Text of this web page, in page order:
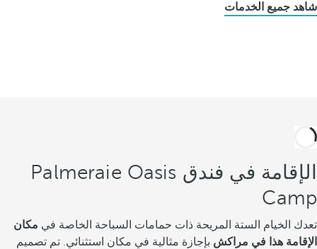
شاهد جميع الخدمات
الإقامة في فندق Palmeraie Oasis
Camp
تعدك الخيام الستة المريحة ذات حمامات السباحة الخاصة في مكان
الإقامة هذا في مراكش بإجازة مثالية في مكان استثنائي. تم تصميم